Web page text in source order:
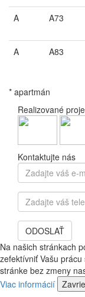
A A73
A A83
* apartmán
Realizované
Kontaktujte nás
Zadajte
váš
e-
mail
a
bude
vás
kontaktovať
náš
predajca
Zadajte
váš
telefón
bude
vás
kontaktovať
náš
ODOSLAŤ
Na našich stránkach
zefektívniť Vašu
stránke bez zmeny
Viac informácií